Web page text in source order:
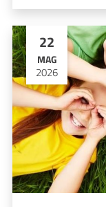
22
MAG
2026